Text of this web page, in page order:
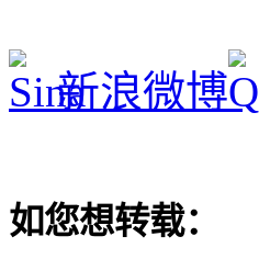
新浪微博
如您想转载：